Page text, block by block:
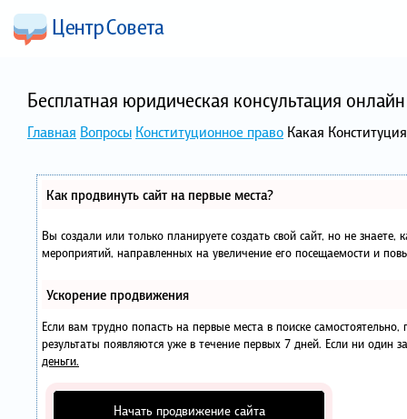
Бесплатная юридическая консультация
Главная Вопросы Конституционное право Какая
Как продвинуть сайт на первые места?
Вы создали или только планируете создать свой сайт, но не
мероприятий, направленных на увеличение его посещаемости и
Ускорение продвижения
Если вам трудно попасть на первые места в поиске
результаты появляются уже в течение первых 7 дней. Если ни один
деньги.
Начать продвижение сайта